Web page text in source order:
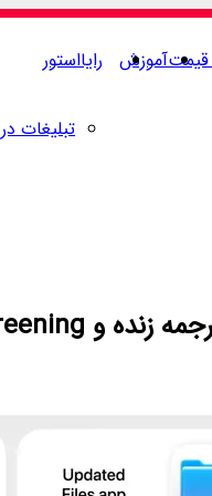
آموزش رایااستور
تبلیغات